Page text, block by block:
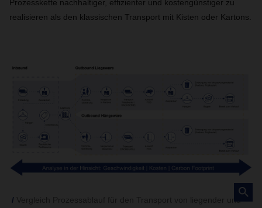
Prozesskette nachhaltiger, effizienter und kostengünstiger zu
realisieren als den klassischen Transport mit Kisten oder Kartons.
Vergleich Prozessablauf für den Transport von liegender und